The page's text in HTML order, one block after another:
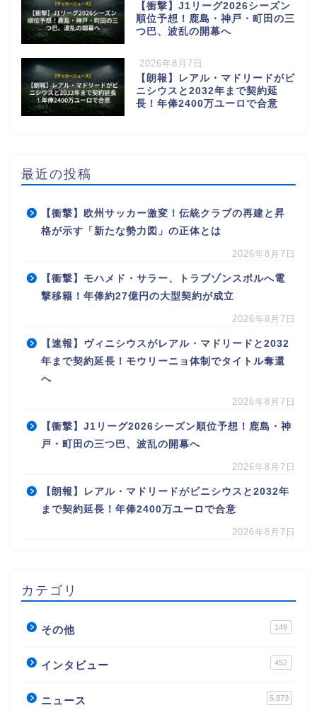
【衝撃】J1リーグ2026シーズン
順位予想！鹿島・神戸・町田の三
つ巴、波乱の開幕へ
2026年8月7日
【朗報】レアル・マドリードがビ
ニシウスと2032年まで契約延
長！年俸2400万ユーロで合意
最近の投稿
【衝撃】欧州サッカー激変！伝統クラブの再建と昇
格が示す「新たな勢力図」の正体とは
2026年8月7日
【衝撃】モハメド・サラー、トラブゾンスポルへ電
撃移籍！年俸約27億円の大型契約が成立
2026年8月7日
【速報】ヴィニシウスがレアル・マドリードと2032
年まで契約延長！モウリーニョ体制でタイトル奪還
へ
2026年8月7日
【衝撃】J1リーグ2026シーズン順位予想！鹿島・神
戸・町田の三つ巴、波乱の開幕へ
2026年8月7日
【朗報】レアル・マドリードがビニシウスと2032年
まで契約延長！年俸2400万ユーロで合意
2026年8月7日
カテゴリ
その他 149
インタビュー 452
ニュース 5,873